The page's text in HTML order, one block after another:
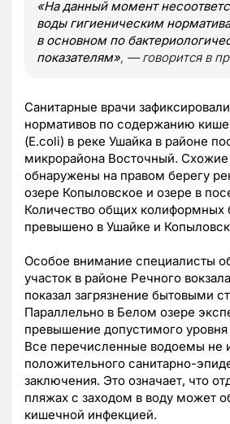
«На данный момент
воды гигиеническим
в основном по
показателям», — говорится в
Санитарные врачи
нормативов по содержанию
(E.coli) в реке Ушайка в районе
микрорайона Восточный.
обнаружены на правом берегу
озере Копыловское и озере в
Количество общих колиформных
превышено в Ушайке и
Особое внимание специалисты
участок в районе Речного
показал загрязнение бытовыми
Параллельно в Белом озере
превышение допустимого уровня
Все перечисленные водоемы не
положительного санитарно-
заключения. Это означает, что
пляжах с заходом в воду может
кишечной инфекцией.